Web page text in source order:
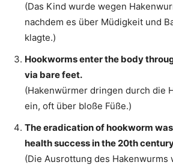
(Das Kind wurde wegen
nachdem es über Müdigkeit und
klagte.)
Hookworms enter the body
via bare feet.
(Hakenwürmer dringen durch die
ein, oft über bloße Füße.)
The eradication of hookworm
health success in the 20th
(Die Ausrottung des Hakenwurms